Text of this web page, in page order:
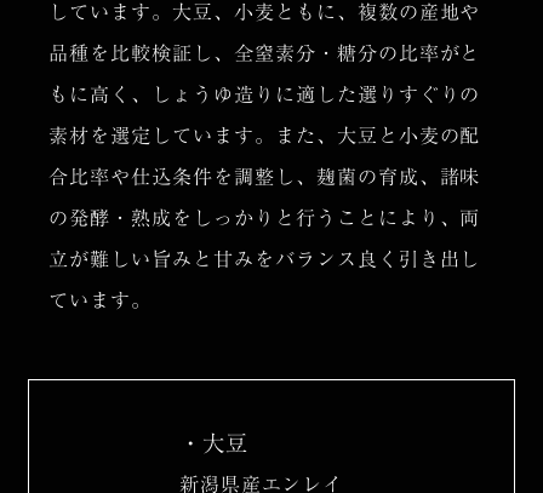
しています。大豆、小麦ともに、複数の産地や
品種を比較検証し、全窒素分・糖分の比率がと
もに高く、しょうゆ造りに適した選りすぐりの
素材を選定しています。また、大豆と小麦の配
合比率や仕込条件を調整し、麹菌の育成、諸味
の発酵・熟成をしっかりと行うことにより、両
立が難しい旨みと甘みをバランス良く引き出し
ています。
大豆
新潟県産エンレイ